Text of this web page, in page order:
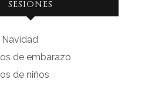
SESIONES
Navidad
de embarazo
de niños